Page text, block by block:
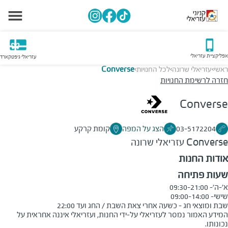
אפליקציית עזריאלי עזריאלי גיפטקארד
ראשי>עזריאלי שרונה>לכל החנויות>
Converse
חזרה לרשימת החנויות
Converse
03-5172204 הצג על המפה קומת קרקע
Converse עזריאלי שרונה
אודות החנות
שעות פתיחה
שבת ומוצאי חג - כשעה אחרי צאת השבת / החג ועד 22:00
המידע האמור נמסר לעזריאלי על-ידי החנות, ועזריאלי איננה אחראית על